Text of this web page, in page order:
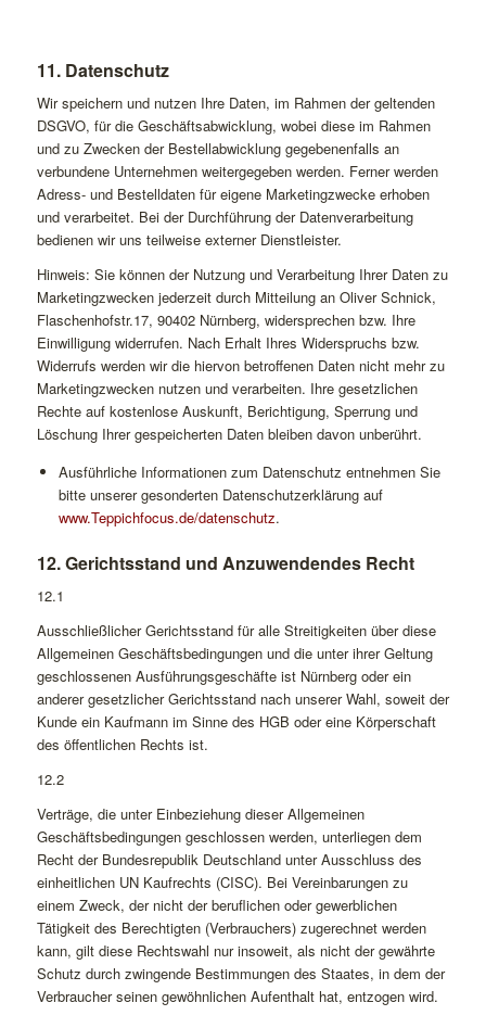
11. Datenschutz
Wir speichern und nutzen Ihre Daten, im Rahmen der geltenden
DSGVO, für die Geschäftsabwicklung, wobei diese im Rahmen
und zu Zwecken der Bestellabwicklung gegebenenfalls an
verbundene Unternehmen weitergegeben werden. Ferner werden
Adress- und Bestelldaten für eigene Marketingzwecke erhoben
und verarbeitet. Bei der Durchführung der Datenverarbeitung
bedienen wir uns teilweise externer Dienstleister.
Hinweis: Sie können der Nutzung und Verarbeitung Ihrer Daten zu
Marketingzwecken jederzeit durch Mitteilung an Oliver Schnick,
Flaschenhofstr.17, 90402 Nürnberg, widersprechen bzw. Ihre
Einwilligung widerrufen. Nach Erhalt Ihres Widerspruchs bzw.
Widerrufs werden wir die hiervon betroffenen Daten nicht mehr zu
Marketingzwecken nutzen und verarbeiten. Ihre gesetzlichen
Rechte auf kostenlose Auskunft, Berichtigung, Sperrung und
Löschung Ihrer gespeicherten Daten bleiben davon unberührt.
Ausführliche Informationen zum Datenschutz entnehmen Sie
bitte unserer gesonderten Datenschutzerklärung auf
www.Teppichfocus.de/datenschutz.
12. Gerichtsstand und Anzuwendendes Recht
12.1
Ausschließlicher Gerichtsstand für alle Streitigkeiten über diese
Allgemeinen Geschäftsbedingungen und die unter ihrer Geltung
geschlossenen Ausführungsgeschäfte ist Nürnberg oder ein
anderer gesetzlicher Gerichtsstand nach unserer Wahl, soweit der
Kunde ein Kaufmann im Sinne des HGB oder eine Körperschaft
des öffentlichen Rechts ist.
12.2
Verträge, die unter Einbeziehung dieser Allgemeinen
Geschäftsbedingungen geschlossen werden, unterliegen dem
Recht der Bundesrepublik Deutschland unter Ausschluss des
einheitlichen UN Kaufrechts (CISC). Bei Vereinbarungen zu
einem Zweck, der nicht der beruflichen oder gewerblichen
Tätigkeit des Berechtigten (Verbrauchers) zugerechnet werden
kann, gilt diese Rechtswahl nur insoweit, als nicht der gewährte
Schutz durch zwingende Bestimmungen des Staates, in dem der
Verbraucher seinen gewöhnlichen Aufenthalt hat, entzogen wird.